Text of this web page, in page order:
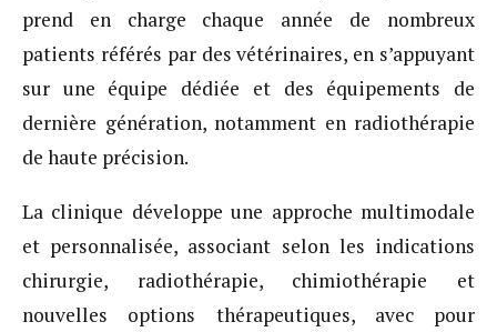
prend en charge chaque année de nombreux
patients référés par des vétérinaires, en s’appuyant
sur une équipe dédiée et des équipements de
dernière génération, notamment en radiothérapie
de haute précision.
La clinique développe une approche multimodale
et personnalisée, associant selon les indications
chirurgie, radiothérapie, chimiothérapie et
nouvelles options thérapeutiques, avec pour